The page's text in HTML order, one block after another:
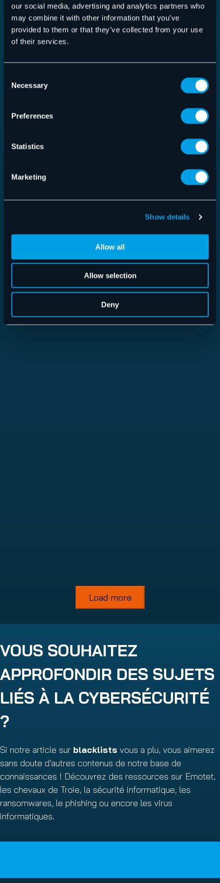
our social media, advertising and analytics partners who
may combine it with other information that you’ve
provided to them or that they’ve collected from your use
of their services.
Selection
Necessary
Preferences
Statistics
Marketing
Show details
Allow all
Allow selection
Deny
Read more
Load more
VOUS SOUHAITEZ
APPROFONDIR DES SUJETS
LIÉS À LA CYBERSÉCURITÉ
?
Si notre article sur blacklists vous a plu, vous aimerez
sans doute d’autres contenus de notre base de
connaissances ! Découvrez des ressources sur Emotet,
les chevaux de Troie, la sécurité informatique, les
ransomwares, le phishing ou encore les virus
informatiques.